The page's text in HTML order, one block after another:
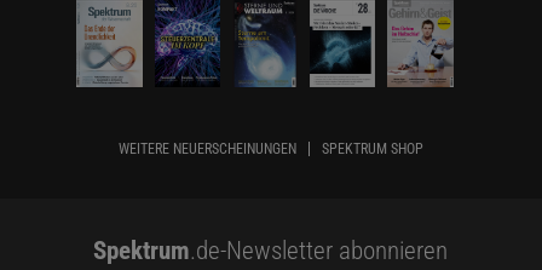
WEITERE NEUERSCHEINUNGEN SPEKTRUM SHOP
Spektrum.de-Newsletter abonnieren